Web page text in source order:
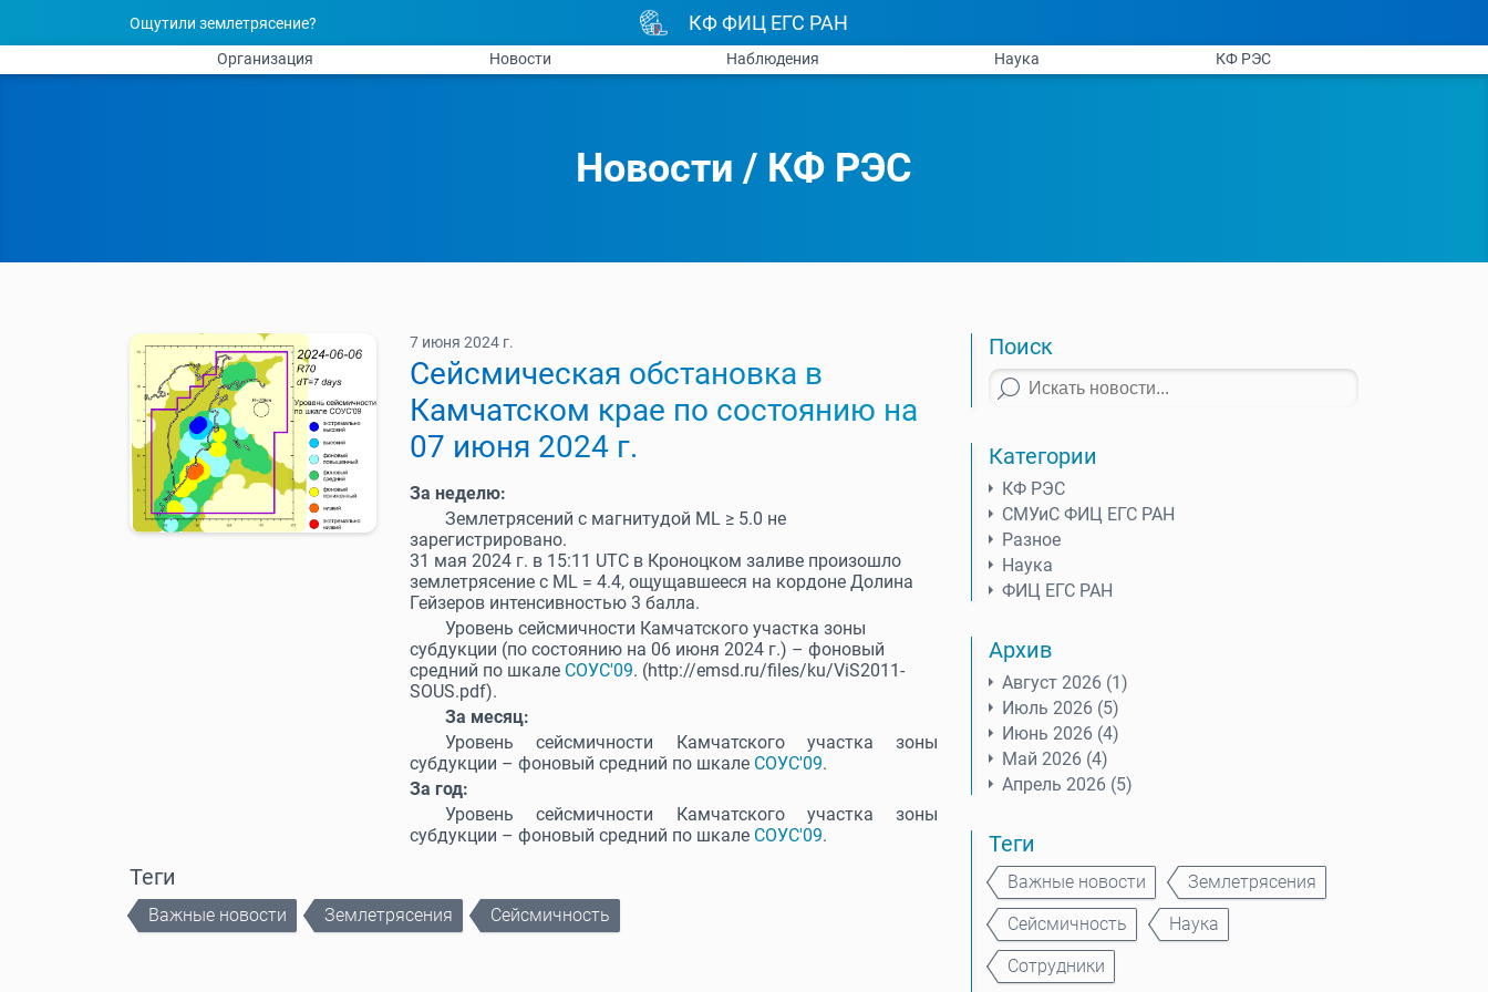
Ощутили землетрясение? КФ ФИЦ ЕГС РАН
Организация Новости Наблюдения Наука КФ РЭС
Новости / КФ РЭС
7 июня 2024 г.
Cейсмическая обстановка в
Камчатском крае по состоянию на
07 июня 2024 г.
За неделю:
Землетрясений с магнитудой МL ≥ 5.0 не
зарегистрировано.
31 мая 2024 г. в 15:11 UTC в Кроноцком заливе произошло
землетрясение с ML = 4.4, ощущавшееся на кордоне Долина
Гейзеров интенсивностью 3 балла.
Уровень сейсмичности Камчатского участка зоны
субдукции (по состоянию на 06 июня 2024 г.) – фоновый
средний по шкале СОУС'09. (http://emsd.ru/files/ku/ViS2011-
SOUS.pdf).
За месяц:
Уровень сейсмичности Камчатского участка зоны
субдукции – фоновый средний по шкале СОУС'09.
За год:
Уровень сейсмичности Камчатского участка зоны
субдукции – фоновый средний по шкале СОУС'09.
Теги
Важные новости Землетрясения Сейсмичность
Поиск
Категории
КФ РЭС
СМУиС ФИЦ ЕГС РАН
Разное
Наука
ФИЦ ЕГС РАН
Архив
Август 2026 (1)
Июль 2026 (5)
Июнь 2026 (4)
Май 2026 (4)
Апрель 2026 (5)
Теги
Важные новости
Землетрясения
Сейсмичность
Наука
Сотрудники